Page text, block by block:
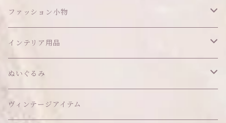
ワンピース
アウター
トップス
ボトムス
ファッション小物
ヘッドアイテム
ヘアクリップ
ヘッドドレス
アクセサリー
イヤリング
ソックス
インテリア用品
オブジェ
ウォールデコ
ティッシュケース
ぬいぐるみ
ぬいちゃん本体
ヴィンテージアイテム